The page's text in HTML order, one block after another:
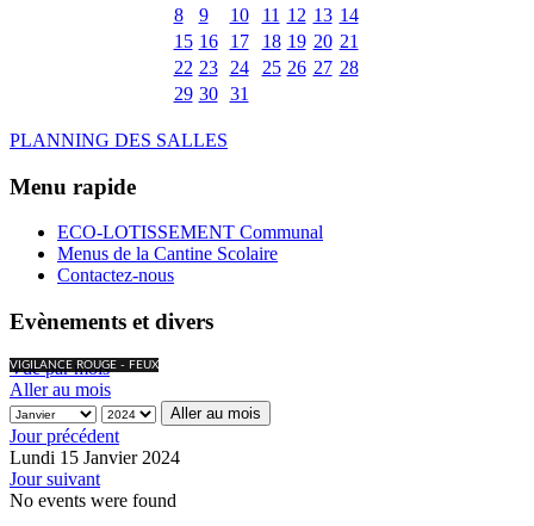
8
9 10 11 12 13 14
15 16 17 18 19 20 21
22 23 24 25 26 27 28
29 30 31
PLANNING DES SALLES
Menu rapide
ECO-LOTISSEMENT Communal
Menus de la Cantine Scolaire
Contactez-nous
Evènements et divers
VIGILANCE ROUGE - FEUX
Vue par mois
Aller au mois
Aller au mois
Jour précédent
Lundi 15 Janvier 2024
Jour suivant
No events were found